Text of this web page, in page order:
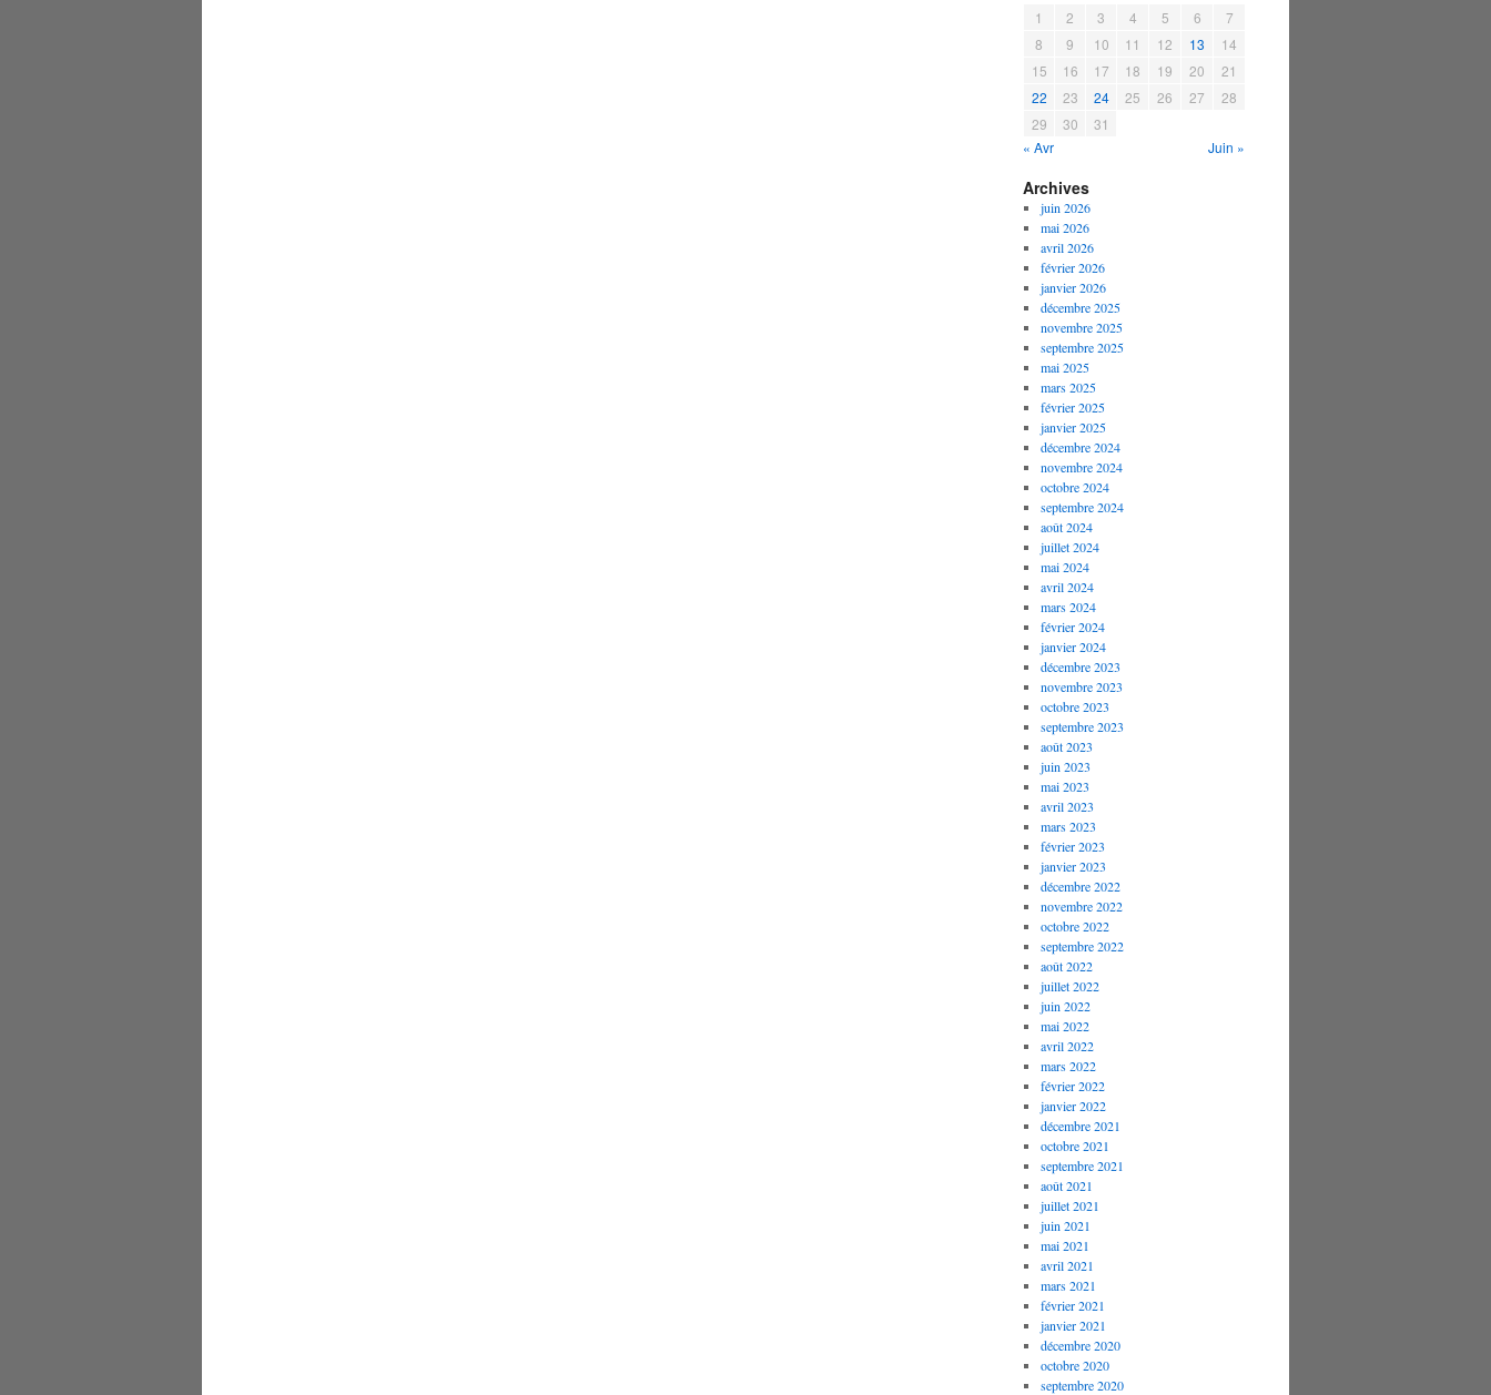
1 2 3 4 5 6
7
8
9 10 11 12 13
14
15
16 17 18 19 20
21
22
23 24 25 26 27
28
29
30
31
« Avr
Juin »
Archives
juin 2026
mai 2026
avril 2026
février 2026
janvier 2026
décembre 2025
novembre 2025
septembre 2025
mai 2025
mars 2025
février 2025
janvier 2025
décembre 2024
novembre 2024
octobre 2024
septembre 2024
août 2024
juillet 2024
mai 2024
avril 2024
mars 2024
février 2024
janvier 2024
décembre 2023
novembre 2023
octobre 2023
septembre 2023
août 2023
juin 2023
mai 2023
avril 2023
mars 2023
février 2023
janvier 2023
décembre 2022
novembre 2022
octobre 2022
septembre 2022
août 2022
juillet 2022
juin 2022
mai 2022
avril 2022
mars 2022
février 2022
janvier 2022
décembre 2021
octobre 2021
septembre 2021
août 2021
juillet 2021
juin 2021
mai 2021
avril 2021
mars 2021
février 2021
janvier 2021
décembre 2020
octobre 2020
septembre 2020